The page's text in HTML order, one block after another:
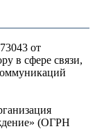
от
в сфере связи,
(ОГРН